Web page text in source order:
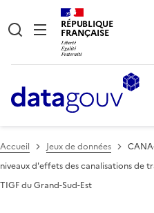
RÉPUBLIQUE
FRANÇAISE
Accueil Jeux de données
niveaux d'effets des canalisations de
TIGF du Grand-Sud-Est